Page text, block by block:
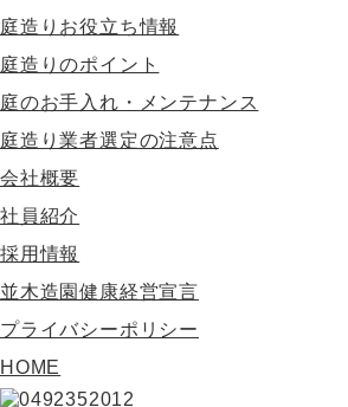
庭造りお役立ち情報
庭造りのポイント
庭のお手入れ・メンテナンス
庭造り業者選定の注意点
会社概要
社員紹介
採用情報
並木造園健康経営宣言
プライバシーポリシー
HOME